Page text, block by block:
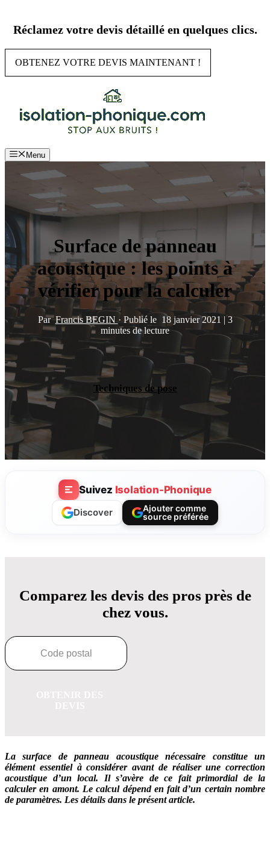
contenu
Réclamez votre devis détaillé en quelques clics.
OBTENEZ VOTRE DEVIS MAINTENANT !
Menu
Surface de panneau
acoustique : les points à
vérifier pour la calculer
ParFrancis BEGIN· Publié le 18 janvier 2021 | 3
minutes de lecture
Techniques de pose
Suivez Isolation-Phonique
Discover
Ajouter comme
source préférée
Comparez les devis des pros près de
chez vous.
La surface de panneau acoustique nécessaire constitue un
élément essentiel à considérer avant de réaliser une correction
acoustique d’un local. Il s’avère de ce fait primordial de la
calculer en amont. Le calcul dépend en fait d’un certain nombre
de paramètres. Les détails dans le présent article.